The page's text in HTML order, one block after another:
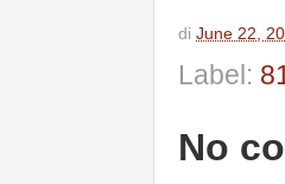
di June 22,
Label:
No